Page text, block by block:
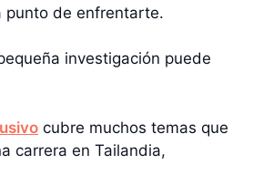
punto de enfrentarte.
investigación puede
cubre muchos temas que
carrera en Tailandia,